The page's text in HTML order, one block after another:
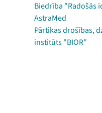
Biedrība "Radošās
AstraMed
Pārtikas drošības,
institūts "BIOR"